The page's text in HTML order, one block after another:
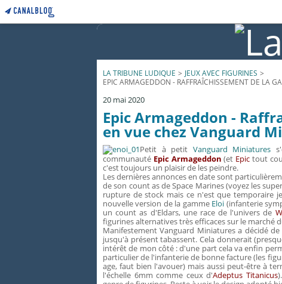
LA TRIBUNE LUDIQUE > JEUX AVEC FIGURINES >
EPIC ARMAGEDDON - RAFFRAÎCHISSEMENT DE LA
20 mai 2020
Epic Armageddon -
en vue chez Vanguard
Petit à petit Vanguard Miniatures
communauté Epic Armageddon (et Epic tout
c'est toujours un plaisir de les peindre.
Les dernières annonces en date sont
de son count as de Space Marines (voyez les
rupture de stock mais ce n'est que temporaire
nouvelle version de la gamme Eloi (infanterie
un count as d'Eldars, une race de l'univers de
figurines alternatives très efficaces sur le marché
Manifestement Vanguard Miniatures a décidé
jusqu'à présent tabassent. Cela donnerait
intérêt de mon côté : d'une part cela va enfin
particulier de l'infanterie de bonne facture (les
age, faut bien l'avouer) mais aussi peut-être à
l'échelle 6mm comme ceux d'Adeptus Titanicus